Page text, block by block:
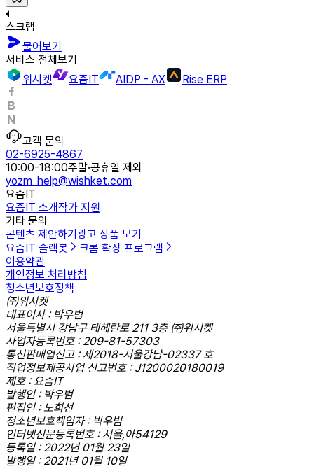
스크랩
물어보기
서비스 전체보기
위시켓
요즘IT AIDP - AX Rise ERP
고객 문의
02-6925-4867
10:00-18:00주말·공휴일 제외
yozm_help@wishket.com
요즘IT
요즘IT 소개작가 지원
기타 문의
콘텐츠 제안하기 광고 상품 보기
요즘IT 슬랙봇
크롬 확장 프로그램
이용약관
개인정보 처리방침
청소년보호정책
㈜위시켓
대표이사 : 박우범
서울특별시 강남구 테헤란로 211 3층 ㈜위시켓
사업자등록번호 : 209-81-57303
통신판매업신고 : 제2018-서울강남-02337 호
직업정보제공사업 신고번호 : J1200020180019
제호 : 요즘IT
발행인 : 박우범
편집인 : 노희선
청소년보호책임자 : 박우범
인터넷신문등록번호 : 서울,아54129
등록일 : 2022년 01월 23일
발행일 : 2021년 01월 10일